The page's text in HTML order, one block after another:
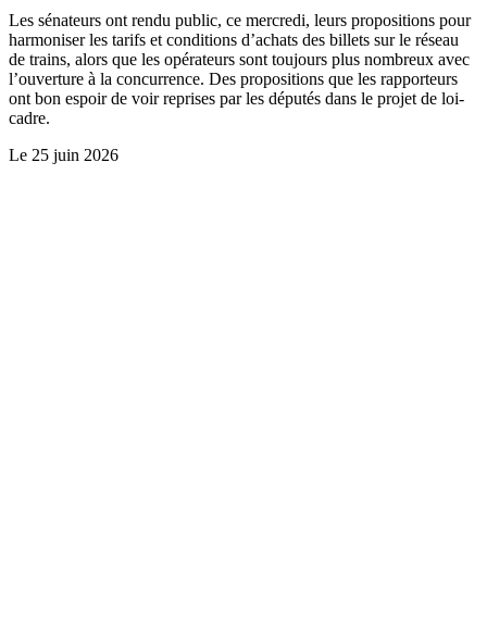
Les sénateurs ont rendu public, ce mercredi, leurs propositions pour
harmoniser les tarifs et conditions d’achats des billets sur le réseau
de trains, alors que les opérateurs sont toujours plus nombreux avec
l’ouverture à la concurrence. Des propositions que les rapporteurs
ont bon espoir de voir reprises par les députés dans le projet de loi-
cadre.
Le 25 juin 2026